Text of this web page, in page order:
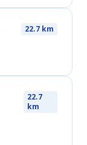
22.7 km
22.7
km